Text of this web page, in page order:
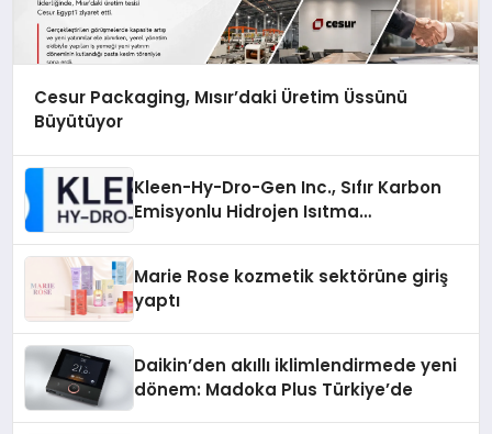
Cesur Packaging, Mısır’daki Üretim Üssünü
Büyütüyor
Kleen-Hy-Dro-Gen Inc., Sıfır Karbon
Emisyonlu Hidrojen Isıtma
Marie Rose kozmetik sektörüne giriş
yaptı
Daikin’den akıllı iklimlendirmede yeni
dönem: Madoka Plus Türkiye’de